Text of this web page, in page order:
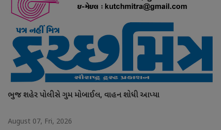
ભુજ શહેર પોલીસે ગુમ મોબાઈલ, વાહન શોધી આપ્યા
August 07, Fri, 2026